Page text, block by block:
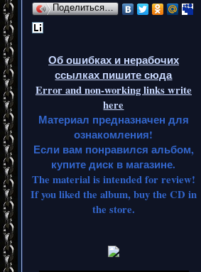
Поделиться…
Об ошибках и нерабочих
ссылках пишите сюда
Error and non-working links write
here
Материал предназначен для
ознакомления!
Если вам понравился альбом,
купите диск в магазине.
The material is intended for review!
If you liked the album, buy the CD in
the store.